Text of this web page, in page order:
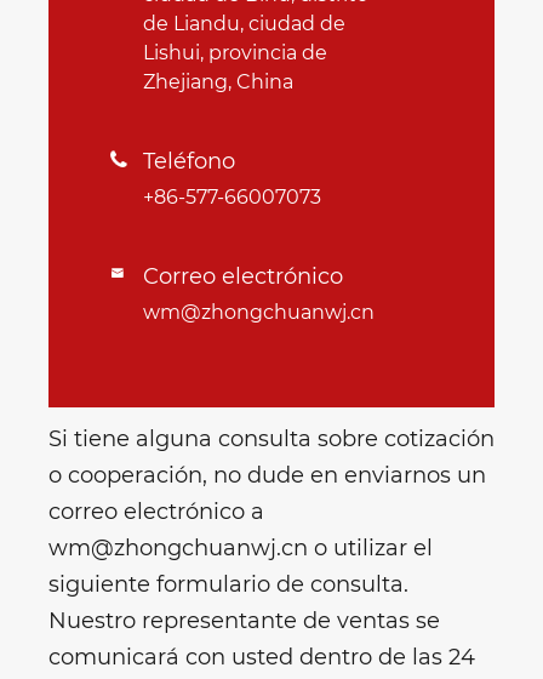
de Liandu, ciudad de
Lishui, provincia de
Zhejiang, China
 Teléfono
+86-577-66007073
 Correo electrónico
wm@zhongchuanwj.cn
Si tiene alguna consulta sobre cotización
o cooperación, no dude en enviarnos un
correo electrónico a
wm@zhongchuanwj.cn o utilizar el
siguiente formulario de consulta.
Nuestro representante de ventas se
comunicará con usted dentro de las 24